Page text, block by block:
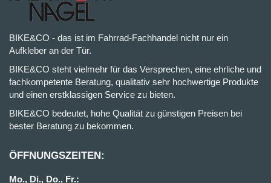
BIKE&CO - das ist im Fahrrad-Fachhandel nicht nur ein
Aufkleber an der Tür.
BIKE&CO steht vielmehr für das Versprechen, eine ehrliche und
fachkompetente Beratung, qualitativ sehr hochwertige Produkte
und einen erstklassigen Service zu bieten.
BIKE&CO bedeutet, hohe Qualität zu günstigen Preisen bei
bester Beratung zu bekommen.
ÖFFNUNGSZEITEN:
Mo., Di., Do., Fr.: